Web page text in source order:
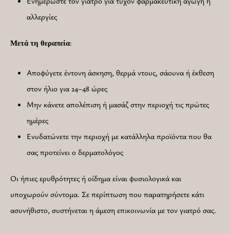
αλλεργίες
Μετά τη θεραπεία:
Αποφύγετε έντονη άσκηση, θερμά ντους, σάουνα ή έκθεση
στον ήλιο για 24–48 ώρες
Μην κάνετε απολέπιση ή μασάζ στην περιοχή τις πρώτες
ημέρες
Ενυδατώνετε την περιοχή με κατάλληλα προϊόντα που θα
σας προτείνει ο δερματολόγος
Οι ήπιες ερυθρότητες ή οίδημα είναι φυσιολογικά και
υποχωρούν σύντομα. Σε περίπτωση που παρατηρήσετε κάτι
ασυνήθιστο, συστήνεται η άμεση επικοινωνία με τον γιατρό σας.